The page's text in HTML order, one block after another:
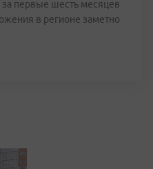
первые шесть месяцев
в регионе заметно